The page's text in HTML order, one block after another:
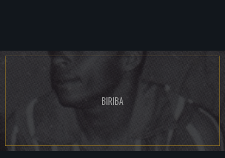
BIRIBA